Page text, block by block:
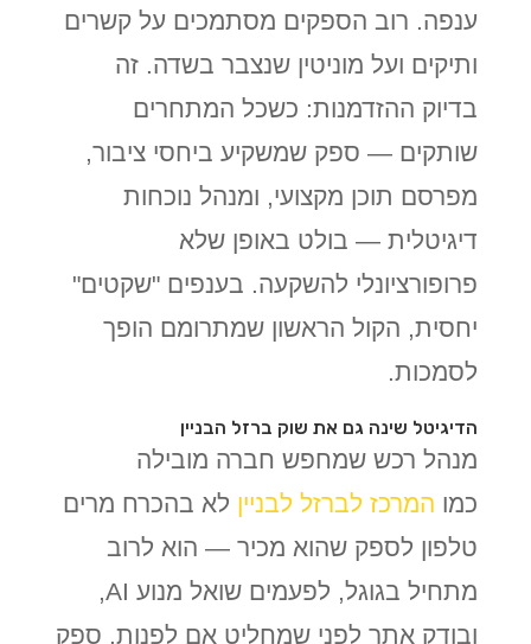
ענפה. רוב הספקים מסתמכים על קשרים
ותיקים ועל מוניטין שנצבר בשדה. זה
בדיוק ההזדמנות: כשכל המתחרים
שותקים — ספק שמשקיע ביחסי ציבור,
מפרסם תוכן מקצועי, ומנהל נוכחות
דיגיטלית — בולט באופן שלא
פרופורציונלי להשקעה. בענפים "שקטים"
יחסית, הקול הראשון שמתרומם הופך
לסמכות.
הדיגיטל שינה גם את שוק ברזל הבניין
מנהל רכש שמחפש חברה מובילה
כמו המרכז לברזל לבניין לא בהכרח מרים
טלפון לספק שהוא מכיר — הוא לרוב
מתחיל בגוגל, לפעמים שואל מנוע AI,
ובודק אתר לפני שמחליט אם לפנות. ספק